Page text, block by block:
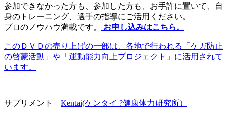
参加できなかった方も、参加した方も、お手許に置いて、自
身のトレーニング、選手の指導にご活用ください。
プロのノウハウ満載です。
お申し込みはこちら。
このＤＶＤの売り上げの一部は、各地で行われる「ケガ防止
の啓蒙活動」や「運動能力向上プロジェクト」に活用されて
います。
サプリメント Kentai(ケンタイ ?健康体力研究所）